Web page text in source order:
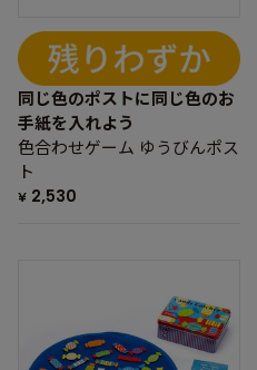
同じ色のポストに同じ色のお
手紙を入れよう
色合わせゲーム ゆうびんポス
ト
¥ 2,530